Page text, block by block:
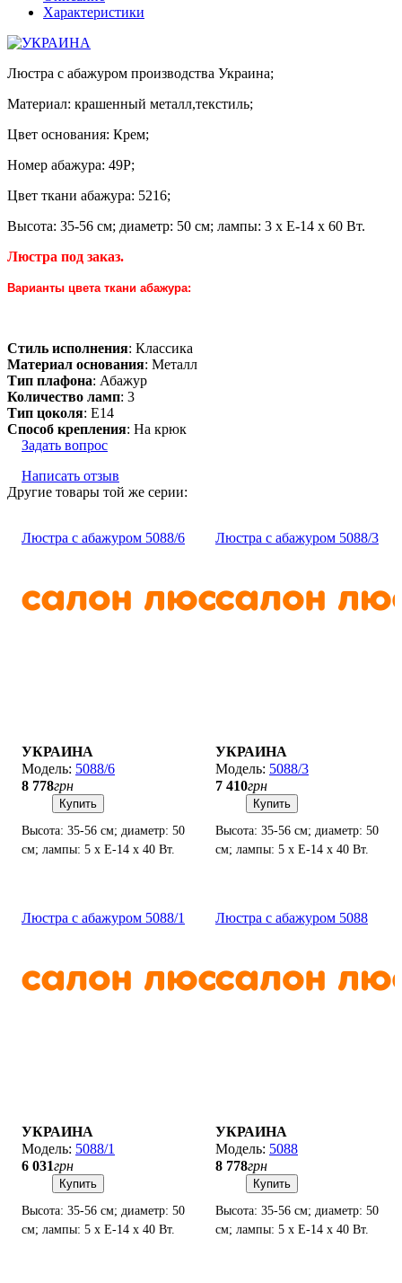
Характеристики
Люстра с абажуром производства Украина;
Материал: крашенный металл,текстиль;
Цвет основания: Крем;
Номер абажура: 49P;
Цвет ткани абажура: 5216;
Высота: 35-56 см; диаметр: 50 см; лампы: 3 х Е-14 х 60 Вт.
Люстра под заказ.
Варианты цвета ткани абажура:
Стиль исполнения: Классика
Материал основания: Металл
Тип плафона: Абажур
Количество ламп: 3
Тип цоколя: E14
Способ крепления: На крюк
Задать вопрос
Написать отзыв
Другие товары той же серии:
Люстра с абажуром 5088/6
УКРАИНА
5088/6
8 778грн
Купить
Высота: 35-56 см; диаметр: 50
см; лампы: 5 х Е-14 х 40 Вт.
Люстра с абажуром 5088/3
УКРАИНА
5088/3
7 410грн
Купить
Высота: 35-56 см; диаметр: 50
см; лампы: 5 х Е-14 х 40 Вт.
Люстра с абажуром 5088/1
УКРАИНА
5088/1
6 031грн
Купить
Высота: 35-56 см; диаметр: 50
см; лампы: 5 х Е-14 х 40 Вт.
Люстра с абажуром 5088
УКРАИНА
5088
8 778грн
Купить
Высота: 35-56 см; диаметр: 50
см; лампы: 5 х Е-14 х 40 Вт.